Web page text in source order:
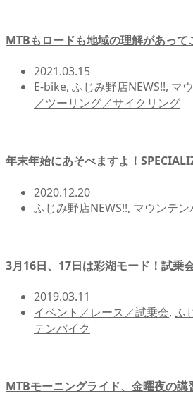
MTBもロードも地域の理解があっ
2021.03.15
E-bike, ふじみ野店NEWS!!, マ
／ツーリング／サイクリング
年末年始にあそべますよ！
2020.12.20
ふじみ野店NEWS!!, マウンテン
3月16日、17日は彩湖モード！試乗
2019.03.11
イベント／レース／試乗会, ふ
テンバイク
MTBモーニングライド、金曜夜の